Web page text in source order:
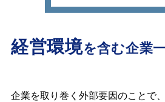
経営環境を含む企業
企業を取り巻く外部要因のことで